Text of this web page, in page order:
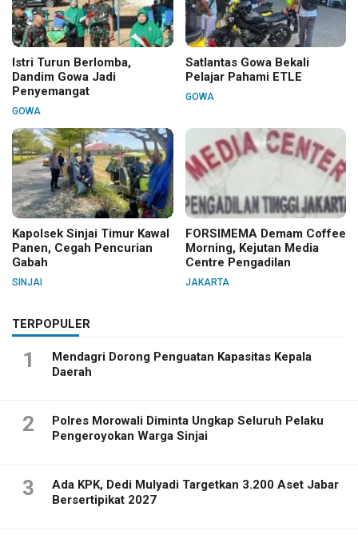
Istri Turun Berlomba,
Dandim Gowa Jadi
Penyemangat
GOWA
Satlantas Gowa Bekali
Pelajar Pahami ETLE
GOWA
Kapolsek Sinjai Timur Kawal
Panen, Cegah Pencurian
Gabah
SINJAI
FORSIMEMA Demam Coffee
Morning, Kejutan Media
Centre Pengadilan
JAKARTA
TERPOPULER
1
Mendagri Dorong Penguatan Kapasitas Kepala
Daerah
2
Polres Morowali Diminta Ungkap Seluruh Pelaku
Pengeroyokan Warga Sinjai
3
Ada KPK, Dedi Mulyadi Targetkan 3.200 Aset Jabar
Bersertipikat 2027